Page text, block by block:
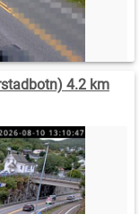
4.2 km